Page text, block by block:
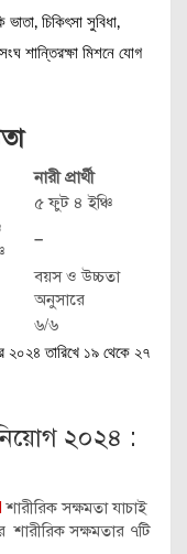
চিকিৎসা সুবিধা,
শান্তিরক্ষা মিশনে যোগ
নারী প্রার্থী
৫ ফুট ৪ ইঞ্চি
–
বয়স ও উচ্চতা
অনুসারে
৬/৬
২০২৪ তারিখে ১৯ থেকে ২৭
২০২৪ :
শারীরিক সক্ষমতা যাচাই
সক্ষমতার ৭টি